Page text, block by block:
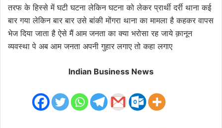
तरफ के हिस्से में घटी घटना लेकिन घटना को लेकर प्रार्थी दर्री थाना कई
बार गया लेकिन बार बार उसे बांकी मोंगरा थाना का मामला है कहकर वापस
भेज दिया जाता है ऐसे मैं आम जनता का क्या भरोसा रह जाये क़ानून
व्यवस्था पे अब आम जनता अपनी गुहार लगाए तो कहा लगाए
Indian Business News